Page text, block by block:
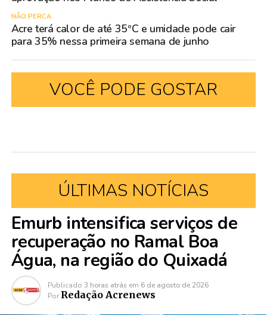
NÃO PERCA
Acre terá calor de até 35ºC e umidade pode cair
para 35% nessa primeira semana de junho
VOCÊ PODE GOSTAR
ÚLTIMAS NOTÍCIAS
Emurb intensifica serviços de
recuperação no Ramal Boa
Água, na região do Quixadá
Publicado 3 horas atrás em 6 de agosto de 2026
Por Redação Acrenews